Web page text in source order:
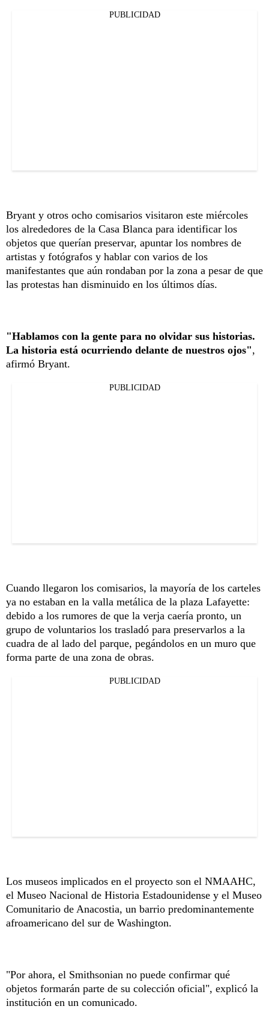
PUBLICIDAD
Bryant y otros ocho comisarios visitaron este miércoles
los alrededores de la Casa Blanca para identificar los
objetos que querían preservar, apuntar los nombres de
artistas y fotógrafos y hablar con varios de los
manifestantes que aún rondaban por la zona a pesar de que
las protestas han disminuido en los últimos días.
"Hablamos con la gente para no olvidar sus historias.
La historia está ocurriendo delante de nuestros ojos",
afirmó Bryant.
PUBLICIDAD
Cuando llegaron los comisarios, la mayoría de los carteles
ya no estaban en la valla metálica de la plaza Lafayette:
debido a los rumores de que la verja caería pronto, un
grupo de voluntarios los trasladó para preservarlos a la
cuadra de al lado del parque, pegándolos en un muro que
forma parte de una zona de obras.
PUBLICIDAD
Los museos implicados en el proyecto son el NMAAHC,
el Museo Nacional de Historia Estadounidense y el Museo
Comunitario de Anacostia, un barrio predominantemente
afroamericano del sur de Washington.
"Por ahora, el Smithsonian no puede confirmar qué
objetos formarán parte de su colección oficial", explicó la
institución en un comunicado.